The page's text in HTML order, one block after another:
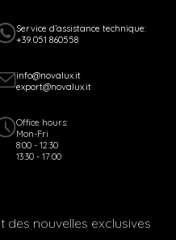
Service d’assistance technique:
+39 051 860558
info@novalux.it
export@novalux.it
Office hours:
Mon-Fri
8:00 - 12:30
13:30 - 17:00
des nouvelles exclusives